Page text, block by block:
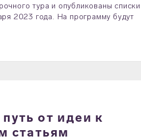
тура и опубликованы списки
2023 года. На программу будут
от идеи к
статьям